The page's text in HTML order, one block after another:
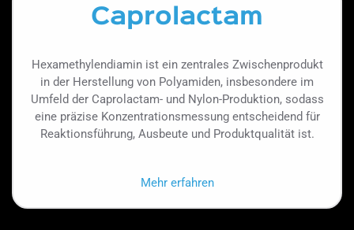
Caprolactam
Hexamethylendiamin ist ein zentrales Zwischenprodukt
in der Herstellung von Polyamiden, insbesondere im
Umfeld der Caprolactam- und Nylon-Produktion, sodass
eine präzise Konzentrationsmessung entscheidend für
Reaktionsführung, Ausbeute und Produktqualität ist.
Mehr erfahren